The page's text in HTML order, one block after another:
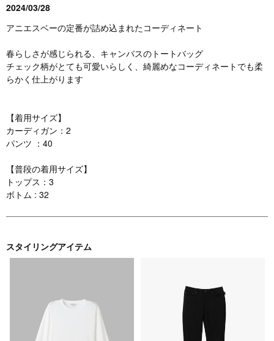
2024/03/28
アニエスベーの定番が詰め込まれたコーディネート
春らしさが感じられる、キャンバスのトートバッグ
チェック柄がとても可愛いらしく、綺麗めなコーディネートでも柔
らかく仕上がります
【着用サイズ】
カーディガン：2
パンツ ：40
【普段の着用サイズ】
トップス：3
ボトム : 32
スタイリングアイテム